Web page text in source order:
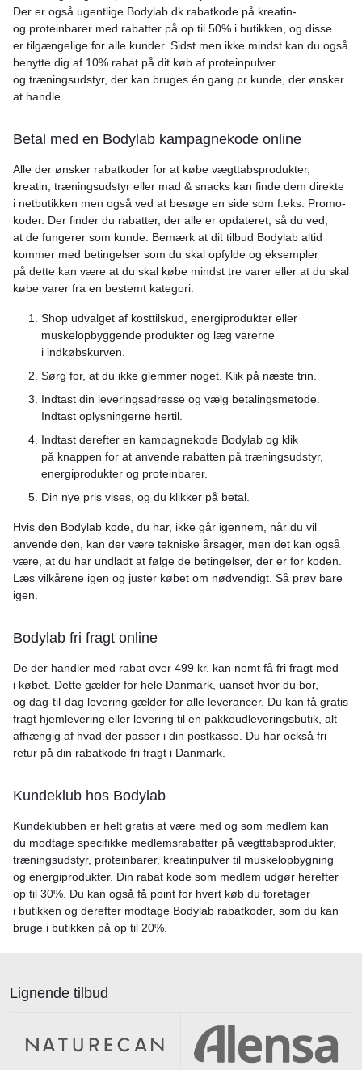
Der er også ugentlige Bodylab dk rabatkode på kreatin-
og proteinbarer med rabatter på op til 50% i butikken, og disse
er tilgængelige for alle kunder. Sidst men ikke mindst kan du også
benytte dig af 10% rabat på dit køb af proteinpulver
og træningsudstyr, der kan bruges én gang pr kunde, der ønsker
at handle.
Betal med en Bodylab kampagnekode online
Alle der ønsker rabatkoder for at købe vægttabsprodukter,
kreatin, træningsudstyr eller mad & snacks kan finde dem direkte
i netbutikken men også ved at besøge en side som f.eks. Promo-
koder. Der finder du rabatter, der alle er opdateret, så du ved,
at de fungerer som kunde. Bemærk at dit tilbud Bodylab altid
kommer med betingelser som du skal opfylde og eksempler
på dette kan være at du skal købe mindst tre varer eller at du skal
købe varer fra en bestemt kategori.
Shop udvalget af kosttilskud, energiprodukter eller
muskelopbyggende produkter og læg varerne
i indkøbskurven.
Sørg for, at du ikke glemmer noget. Klik på næste trin.
Indtast din leveringsadresse og vælg betalingsmetode.
Indtast oplysningerne hertil.
Indtast derefter en kampagnekode Bodylab og klik
på knappen for at anvende rabatten på træningsudstyr,
energiprodukter og proteinbarer.
Din nye pris vises, og du klikker på betal.
Hvis den Bodylab kode, du har, ikke går igennem, når du vil
anvende den, kan der være tekniske årsager, men det kan også
være, at du har undladt at følge de betingelser, der er for koden.
Læs vilkårene igen og juster købet om nødvendigt. Så prøv bare
igen.
Bodylab fri fragt online
De der handler med rabat over 499 kr. kan nemt få fri fragt med
i købet. Dette gælder for hele Danmark, uanset hvor du bor,
og dag-til-dag levering gælder for alle leverancer. Du kan få gratis
fragt hjemlevering eller levering til en pakkeudleveringsbutik, alt
afhængig af hvad der passer i din postkasse. Du har också fri
retur på din rabatkode fri fragt i Danmark.
Kundeklub hos Bodylab
Kundeklubben er helt gratis at være med og som medlem kan
du modtage specifikke medlemsrabatter på vægttabsprodukter,
træningsudstyr, proteinbarer, kreatinpulver til muskelopbygning
og energiprodukter. Din rabat kode som medlem udgør herefter
op til 30%. Du kan også få point for hvert køb du foretager
i butikken og derefter modtage Bodylab rabatkoder, som du kan
bruge i butikken på op til 20%.
Lignende tilbud